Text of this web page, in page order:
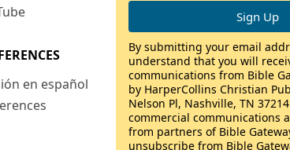
en español
By submitting your email
understand that you will
communications from Bible
by HarperCollins Christian
Nelson Pl, Nashville, TN
commercial communications
from partners of Bible
unsubscribe from Bible